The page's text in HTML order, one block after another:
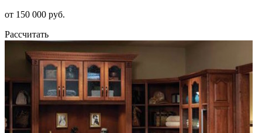
от 150 000 руб.
Рассчитать